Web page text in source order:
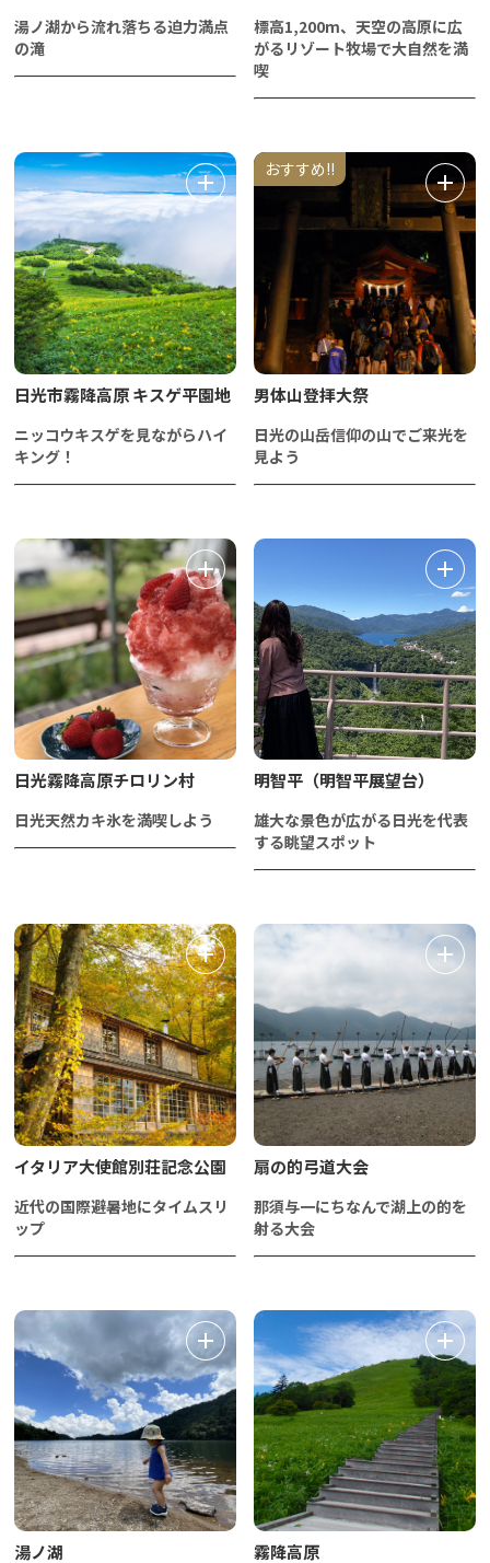
湯ノ湖から流れ落ちる迫力満点
の滝
標高1,200m、天空の高原に広
がるリゾート牧場で大自然を満
喫
日光市霧降高原 キスゲ平園地
ニッコウキスゲを見ながらハイ
キング！
おすすめ!!
男体山登拝大祭
日光の山岳信仰の山でご来光を
見よう
日光霧降高原チロリン村
日光天然カキ氷を満喫しよう
明智平（明智平展望台）
雄大な景色が広がる日光を代表
する眺望スポット
イタリア大使館別荘記念公園
近代の国際避暑地にタイムスリ
ップ
扇の的弓道大会
那須与一にちなんで湖上の的を
射る大会
湯ノ湖 霧降高原